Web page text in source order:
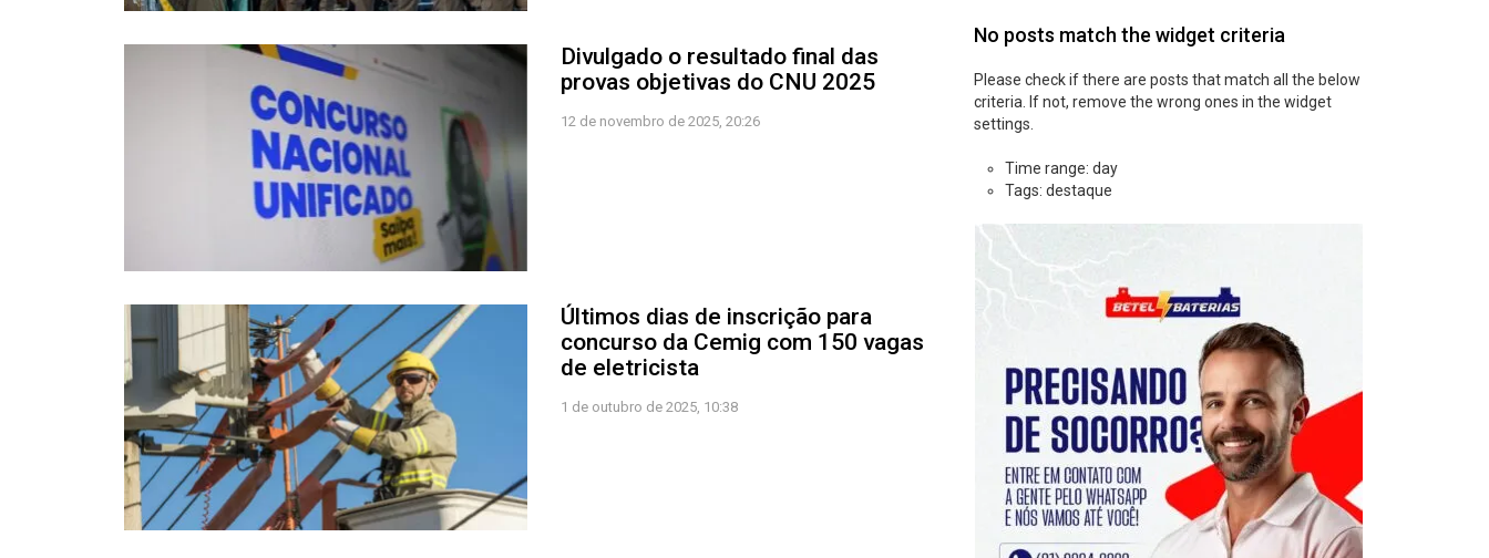
Divulgado o resultado final das
provas objetivas do CNU 2025
12 de novembro de 2025, 20:26
Últimos dias de inscrição para
concurso da Cemig com 150 vagas
de eletricista
1 de outubro de 2025, 10:38
No posts match the widget criteria
Please check if there are posts that match all the below
criteria. If not, remove the wrong ones in the widget
settings.
Time range: day
Tags: destaque